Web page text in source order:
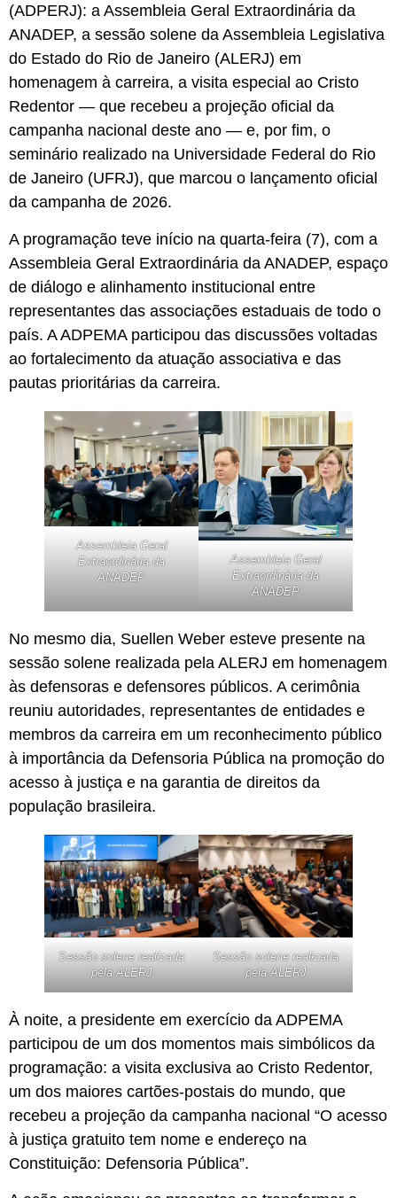
(ADPERJ): a Assembleia Geral Extraordinária da
ANADEP, a sessão solene da Assembleia Legislativa
do Estado do Rio de Janeiro (ALERJ) em
homenagem à carreira, a visita especial ao Cristo
Redentor — que recebeu a projeção oficial da
campanha nacional deste ano — e, por fim, o
seminário realizado na Universidade Federal do Rio
de Janeiro (UFRJ), que marcou o lançamento oficial
da campanha de 2026.
A programação teve início na quarta-feira (7), com a
Assembleia Geral Extraordinária da ANADEP, espaço
de diálogo e alinhamento institucional entre
representantes das associações estaduais de todo o
país. A ADPEMA participou das discussões voltadas
ao fortalecimento da atuação associativa e das
pautas prioritárias da carreira.
Assembleia Geral
Extraordinária da
ANADEP
Assembleia Geral
Extraordinária da
ANADEP
No mesmo dia, Suellen Weber esteve presente na
sessão solene realizada pela ALERJ em homenagem
às defensoras e defensores públicos. A cerimônia
reuniu autoridades, representantes de entidades e
membros da carreira em um reconhecimento público
à importância da Defensoria Pública na promoção do
acesso à justiça e na garantia de direitos da
população brasileira.
Sessão solene realizada
pela ALERJ
Sessão solene realizada
pela ALERJ
À noite, a presidente em exercício da ADPEMA
participou de um dos momentos mais simbólicos da
programação: a visita exclusiva ao Cristo Redentor,
um dos maiores cartões-postais do mundo, que
recebeu a projeção da campanha nacional “O acesso
à justiça gratuito tem nome e endereço na
Constituição: Defensoria Pública”.